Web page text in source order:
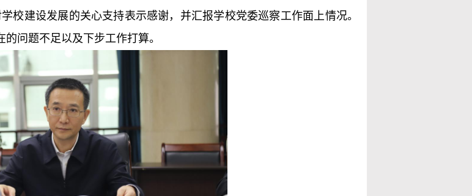
校建设发展的关心支持表示感谢，并汇报学校党委巡察工作面上情况。
问题不足以及下步工作打算。